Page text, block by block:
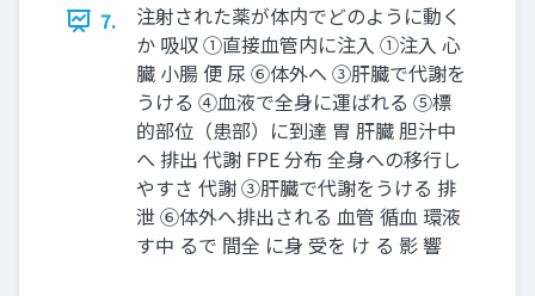
7.
注射された薬が体内でどのように動く
か 吸収 ①直接血管内に注入 ①注入 心
臓 小腸 便 尿 ⑥体外へ ③肝臓で代謝を
うける ④血液で全身に運ばれる ⑤標
的部位（患部）に到達 胃 肝臓 胆汁中
へ 排出 代謝 FPE 分布 全身への移行し
やすさ 代謝 ③肝臓で代謝をうける 排
泄 ⑥体外へ排出される 血管 循血 環液
す中 るで 間全 に身 受を け る 影 響